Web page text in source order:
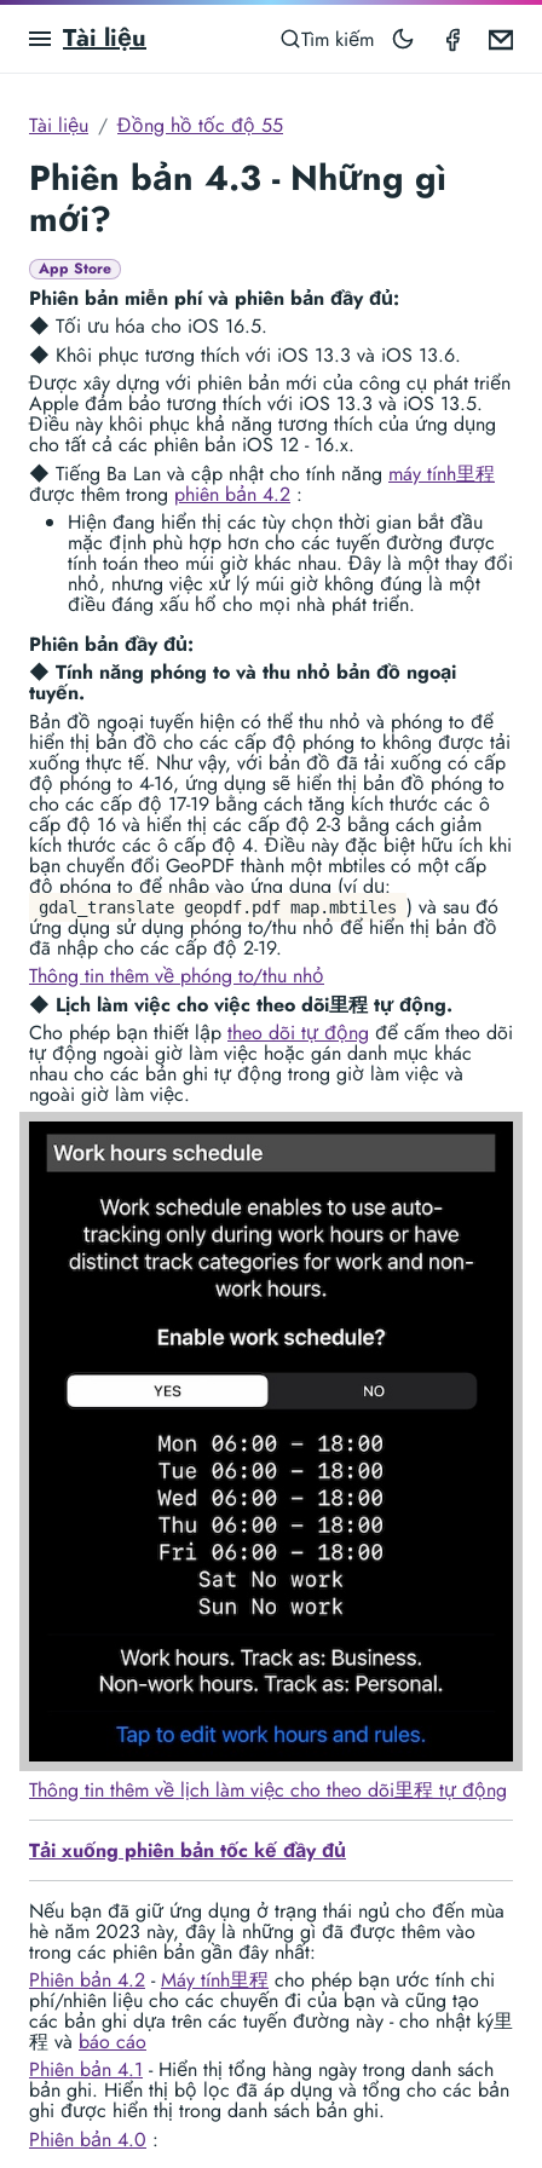
Tài liệu Tìm kiếm
Tài liệu Đồng hồ tốc độ 55
Phiên bản 4.3 - Những gì
mới?
App Store
Phiên bản miễn phí và phiên bản đầy đủ:
◆ Tối ưu hóa cho iOS 16.5.
◆ Khôi phục tương thích với iOS 13.3 và iOS 13.6.
Được xây dựng với phiên bản mới của công cụ phát triển
Apple đảm bảo tương thích với iOS 13.3 và iOS 13.5.
Điều này khôi phục khả năng tương thích của ứng dụng
cho tất cả các phiên bản iOS 12 - 16.x.
◆ Tiếng Ba Lan và cập nhật cho tính năng máy tính里程
được thêm trong phiên bản 4.2 :
Hiện đang hiển thị các tùy chọn thời gian bắt đầu
mặc định phù hợp hơn cho các tuyến đường được
tính toán theo múi giờ khác nhau. Đây là một thay đổi
nhỏ, nhưng việc xử lý múi giờ không đúng là một
điều đáng xấu hổ cho mọi nhà phát triển.
Phiên bản đầy đủ:
◆ Tính năng phóng to và thu nhỏ bản đồ ngoại
tuyến.
Bản đồ ngoại tuyến hiện có thể thu nhỏ và phóng to để
hiển thị bản đồ cho các cấp độ phóng to không được tải
xuống thực tế. Như vậy, với bản đồ đã tải xuống có cấp
độ phóng to 4-16, ứng dụng sẽ hiển thị bản đồ phóng to
cho các cấp độ 17-19 bằng cách tăng kích thước các ô
cấp độ 16 và hiển thị các cấp độ 2-3 bằng cách giảm
kích thước các ô cấp độ 4. Điều này đặc biệt hữu ích khi
bạn chuyển đổi GeoPDF thành một mbtiles có một cấp
độ phóng to để nhập vào ứng dụng (ví dụ:
gdal_translate geopdf.pdf map.mbtiles ) và sau đó
ứng dụng sử dụng phóng to/thu nhỏ để hiển thị bản đồ
đã nhập cho các cấp độ 2-19.
Thông tin thêm về phóng to/thu nhỏ
◆ Lịch làm việc cho việc theo dõi里程 tự động.
Cho phép bạn thiết lập theo dõi tự động để cấm theo dõi
tự động ngoài giờ làm việc hoặc gán danh mục khác
nhau cho các bản ghi tự động trong giờ làm việc và
ngoài giờ làm việc.
Thông tin thêm về lịch làm việc cho theo dõi里程 tự động
Tải xuống phiên bản tốc kế đầy đủ
Nếu bạn đã giữ ứng dụng ở trạng thái ngủ cho đến mùa
hè năm 2023 này, đây là những gì đã được thêm vào
trong các phiên bản gần đây nhất:
Phiên bản 4.2 -Máy tính里程 cho phép bạn ước tính chi
phí/nhiên liệu cho các chuyến đi của bạn và cũng tạo
các bản ghi dựa trên các tuyến đường này - cho nhật ký里
程 và báo cáo
Phiên bản 4.1 - Hiển thị tổng hàng ngày trong danh sách
bản ghi. Hiển thị bộ lọc đã áp dụng và tổng cho các bản
ghi được hiển thị trong danh sách bản ghi.
Phiên bản 4.0 :